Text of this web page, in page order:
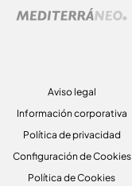
Aviso legal
Información corporativa
Política de privacidad
Configuración de Cookies
Política de Cookies